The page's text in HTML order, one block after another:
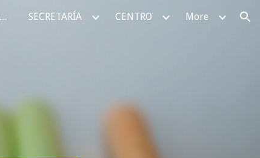
TRÁMITES SERVICIOS COMPLEMENTARIOS SECRETARÍA CENTRO More